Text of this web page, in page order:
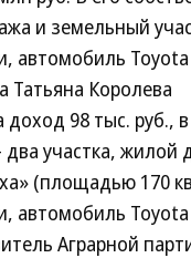
и земельный
автомобиль
Татьяна Королева
доход 98 тыс. руб., в
участка, жилой
(площадью 170
автомобиль
Аграрной